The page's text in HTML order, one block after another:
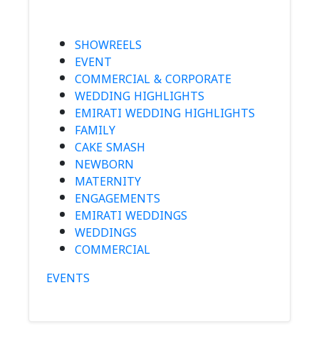
SHOWREELS
EVENT
COMMERCIAL & CORPORATE
WEDDING HIGHLIGHTS
EMIRATI WEDDING HIGHLIGHTS
FAMILY
CAKE SMASH
NEWBORN
MATERNITY
ENGAGEMENTS
EMIRATI WEDDINGS
WEDDINGS
COMMERCIAL
EVENTS